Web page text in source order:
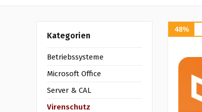
Kategorien
Betriebssysteme
Microsoft Office
Server & CAL
Virenschutz
48%